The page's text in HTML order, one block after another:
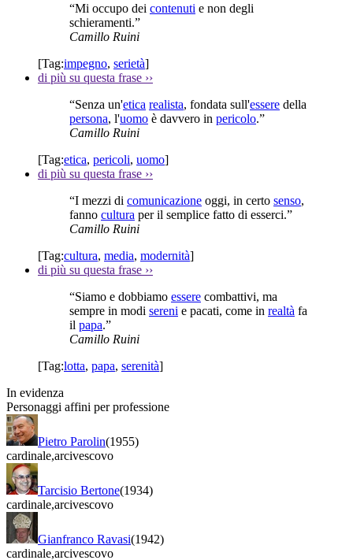
“Mi occupo dei contenuti e non degli
schieramenti.”
Camillo Ruini
[Tag:impegno, serietà]
di più su questa frase ››
“Senza un'etica realista, fondata sull'essere della
persona, l'uomo è davvero in pericolo.”
Camillo Ruini
[Tag:etica, pericoli, uomo]
di più su questa frase ››
“I mezzi di comunicazione oggi, in certo senso,
fanno cultura per il semplice fatto di esserci.”
Camillo Ruini
[Tag:cultura, media, modernità]
di più su questa frase ››
“Siamo e dobbiamo essere combattivi, ma
sempre in modi sereni e pacati, come in realtà fa
il papa.”
Camillo Ruini
[Tag:lotta, papa, serenità]
In evidenza
Personaggi affini per professione
Pietro Parolin(1955)
cardinale,arcivescovo
Tarcisio Bertone(1934)
cardinale,arcivescovo
Gianfranco Ravasi(1942)
cardinale,arcivescovo